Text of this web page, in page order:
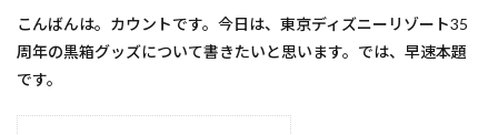
こんばんは。カウントです。今日は、東京ディズニーリゾート35
周年の黒箱グッズについて書きたいと思います。では、早速本題
です。